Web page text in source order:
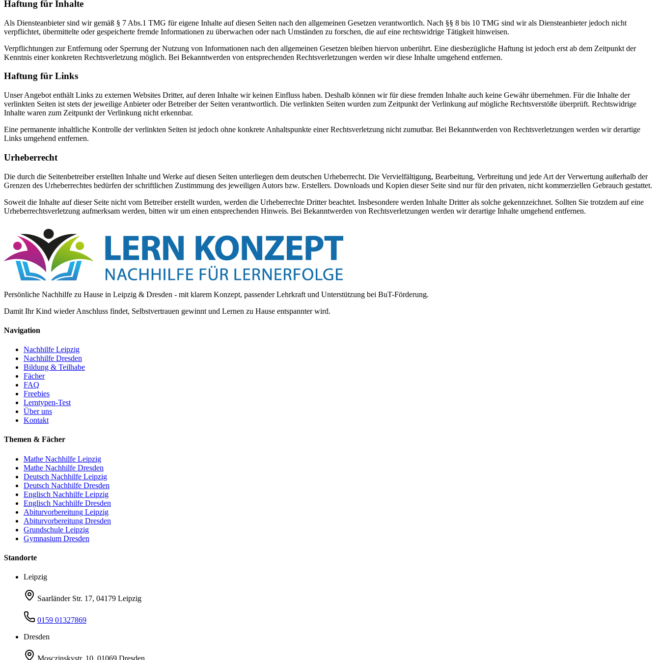
Haftung für Inhalte
Als Diensteanbieter sind wir gemäß § 7 Abs.1 TMG für eigene Inhalte auf diesen Seiten nach den allgemeinen Gesetzen verantwortlich. Nach §§ 8 bis 10 TMG sind wir als Diensteanbieter jedoch nicht
verpflichtet, übermittelte oder gespeicherte fremde Informationen zu überwachen oder nach Umständen zu forschen, die auf eine rechtswidrige Tätigkeit hinweisen.
Verpflichtungen zur Entfernung oder Sperrung der Nutzung von Informationen nach den allgemeinen Gesetzen bleiben hiervon unberührt. Eine diesbezügliche Haftung ist jedoch erst ab dem Zeitpunkt der
Kenntnis einer konkreten Rechtsverletzung möglich. Bei Bekanntwerden von entsprechenden Rechtsverletzungen werden wir diese Inhalte umgehend entfernen.
Haftung für Links
Unser Angebot enthält Links zu externen Websites Dritter, auf deren Inhalte wir keinen Einfluss haben. Deshalb können wir für diese fremden Inhalte auch keine Gewähr übernehmen. Für die Inhalte der
verlinkten Seiten ist stets der jeweilige Anbieter oder Betreiber der Seiten verantwortlich. Die verlinkten Seiten wurden zum Zeitpunkt der Verlinkung auf mögliche Rechtsverstöße überprüft. Rechtswidrige
Inhalte waren zum Zeitpunkt der Verlinkung nicht erkennbar.
Eine permanente inhaltliche Kontrolle der verlinkten Seiten ist jedoch ohne konkrete Anhaltspunkte einer Rechtsverletzung nicht zumutbar. Bei Bekanntwerden von Rechtsverletzungen werden wir derartige
Links umgehend entfernen.
Urheberrecht
Die durch die Seitenbetreiber erstellten Inhalte und Werke auf diesen Seiten unterliegen dem deutschen Urheberrecht. Die Vervielfältigung, Bearbeitung, Verbreitung und jede Art der Verwertung außerhalb der
Grenzen des Urheberrechtes bedürfen der schriftlichen Zustimmung des jeweiligen Autors bzw. Erstellers. Downloads und Kopien dieser Seite sind nur für den privaten, nicht kommerziellen Gebrauch gestattet.
Soweit die Inhalte auf dieser Seite nicht vom Betreiber erstellt wurden, werden die Urheberrechte Dritter beachtet. Insbesondere werden Inhalte Dritter als solche gekennzeichnet. Sollten Sie trotzdem auf eine
Urheberrechtsverletzung aufmerksam werden, bitten wir um einen entsprechenden Hinweis. Bei Bekanntwerden von Rechtsverletzungen werden wir derartige Inhalte umgehend entfernen.
Persönliche Nachhilfe zu Hause in Leipzig & Dresden - mit klarem Konzept, passender Lehrkraft und Unterstützung bei BuT-Förderung.
Damit Ihr Kind wieder Anschluss findet, Selbstvertrauen gewinnt und Lernen zu Hause entspannter wird.
Navigation
Nachhilfe Leipzig
Nachhilfe Dresden
Bildung & Teilhabe
Fächer
FAQ
Freebies
Lerntypen-Test
Über uns
Kontakt
Themen & Fächer
Mathe Nachhilfe Leipzig
Mathe Nachhilfe Dresden
Deutsch Nachhilfe Leipzig
Deutsch Nachhilfe Dresden
Englisch Nachhilfe Leipzig
Englisch Nachhilfe Dresden
Abiturvorbereitung Leipzig
Abiturvorbereitung Dresden
Grundschule Leipzig
Gymnasium Dresden
Standorte
Leipzig
Saarländer Str. 17, 04179 Leipzig
0159 01327869
Dresden